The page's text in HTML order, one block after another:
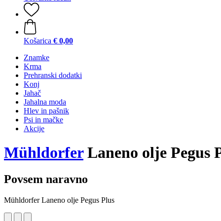
Košarica € 0,00
Znamke
Krma
Prehranski dodatki
Konj
Jahač
Jahalna moda
Hlev in pašnik
Psi in mačke
Akcije
MühldorferLaneno olje Pegus
Povsem naravno
Mühldorfer Laneno olje Pegus Plus